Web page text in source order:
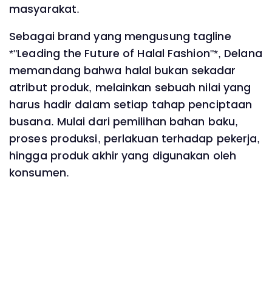
masyarakat.
Sebagai brand yang mengusung tagline
*"Leading the Future of Halal Fashion"*, Delana
memandang bahwa halal bukan sekadar
atribut produk, melainkan sebuah nilai yang
harus hadir dalam setiap tahap penciptaan
busana. Mulai dari pemilihan bahan baku,
proses produksi, perlakuan terhadap pekerja,
hingga produk akhir yang digunakan oleh
konsumen.